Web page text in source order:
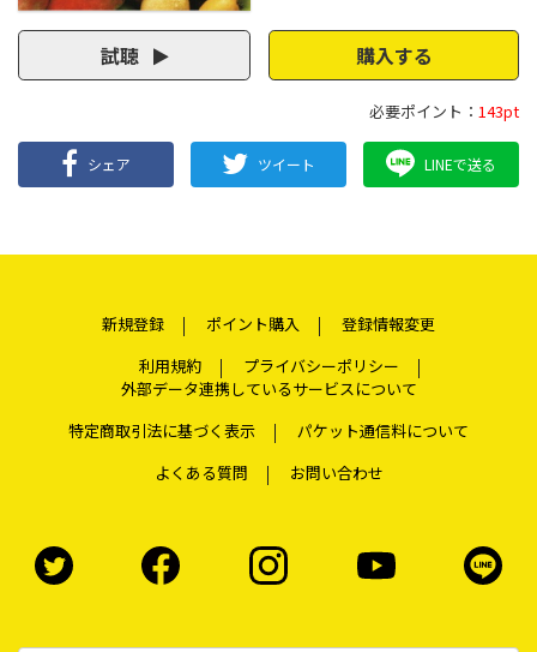
試聴 購入する
必要ポイント： 143pt
シェア ツイート LINEで送る
新規登録 ポイント購入
登録情報変更
利用規約
プライバシーポリシー
外部データ連携しているサービスについて
特定商取引法に基づく表示
パケット通信料について
よくある質問
お問い合わせ